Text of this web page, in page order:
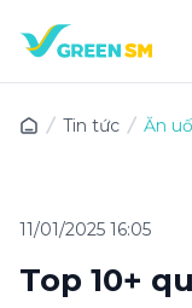
Tin tức Ăn
11/01/2025 16:05
Top 10+